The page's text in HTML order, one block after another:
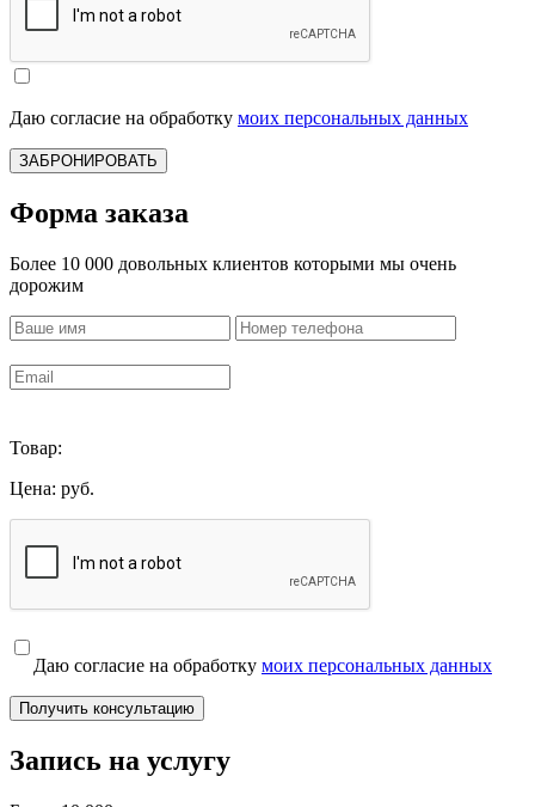
Даю согласие на обработку моих персональных данных
ЗАБРОНИРОВАТЬ
Форма заказа
Более 10 000 довольных клиентов которыми мы очень
дорожим
Товар:
Цена: руб.
Даю согласие на обработку моих персональных данных
Получить консультацию
Запись на услугу